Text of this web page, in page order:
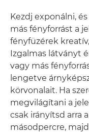
Kezdj exponálni,
más fényforrást a
fényfüzérek
Izgalmas látványt
vagy más
lengetve
körvonalait. Ha
megvilágítani a
csak irányítsd arra
másodpercre,